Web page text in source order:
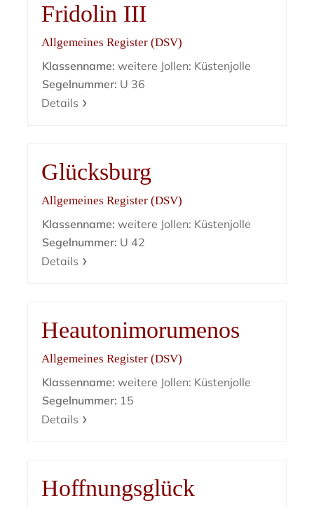
Fridolin III
Allgemeines Register (DSV)
Klassenname: weitere Jollen: Küstenjolle
Segelnummer: U 36
Details
Glücksburg
Allgemeines Register (DSV)
Klassenname: weitere Jollen: Küstenjolle
Segelnummer: U 42
Details
Heautonimorumenos
Allgemeines Register (DSV)
Klassenname: weitere Jollen: Küstenjolle
Segelnummer: 15
Details
Hoffnungsglück